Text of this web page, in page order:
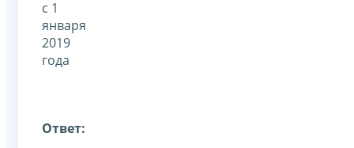
с 1
января
2019
года
Ответ: